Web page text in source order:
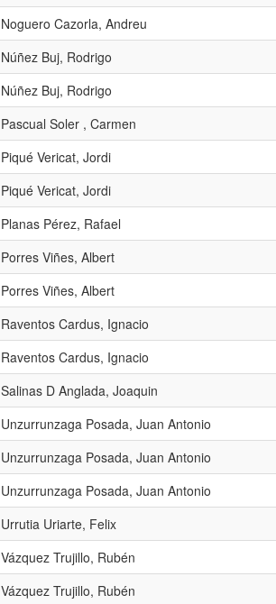
Noguero Cazorla, Andreu
Núñez Buj, Rodrigo
Núñez Buj, Rodrigo
Pascual Soler , Carmen
Piqué Vericat, Jordi
Piqué Vericat, Jordi
Planas Pérez, Rafael
Porres Viñes, Albert
Porres Viñes, Albert
Raventos Cardus, Ignacio
Raventos Cardus, Ignacio
Salinas D Anglada, Joaquin
Unzurrunzaga Posada, Juan Antonio
Unzurrunzaga Posada, Juan Antonio
Unzurrunzaga Posada, Juan Antonio
Urrutia Uriarte, Felix
Vázquez Trujillo, Rubén
Vázquez Trujillo, Rubén